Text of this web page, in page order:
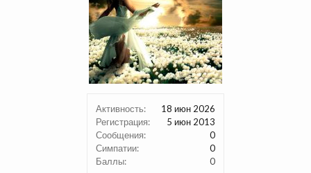
Активность:
18 июн 2026
Регистрация:
5 июн 2013
Сообщения:
0
Симпатии:
0
Баллы:
0